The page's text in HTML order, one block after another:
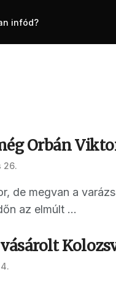
infód?
Orbán
26.
de megvan a
az elmúlt ...